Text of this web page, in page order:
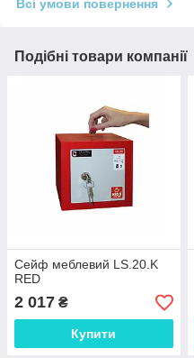
Всі умови повернення
Подібні товари компанії
Сейф меблевий LS.20.K
RED
2 017 ₴
Купити